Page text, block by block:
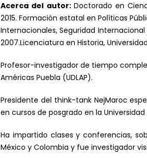
Acerca del autor: Doctorado en
2015. Formación estatal en Políticas
Internacionales, Seguridad Internacional
2007.Licenciatura en Historia,
Profesor-investigador de tiempo
Américas Puebla (UDLAP).
Presidente del think-tank NejMaroc
en cursos de posgrado en la Universidad
Ha impartido clases y conferencias,
México y Colombia y fue investigador